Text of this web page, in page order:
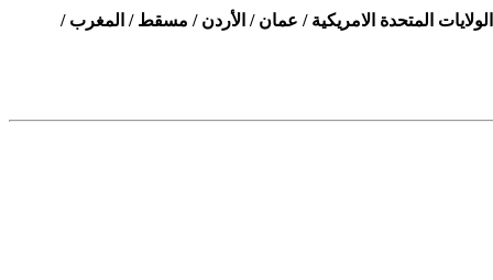
الولايات المتحدة الامريكية / عمان / الأردن / مسقط / المغرب/